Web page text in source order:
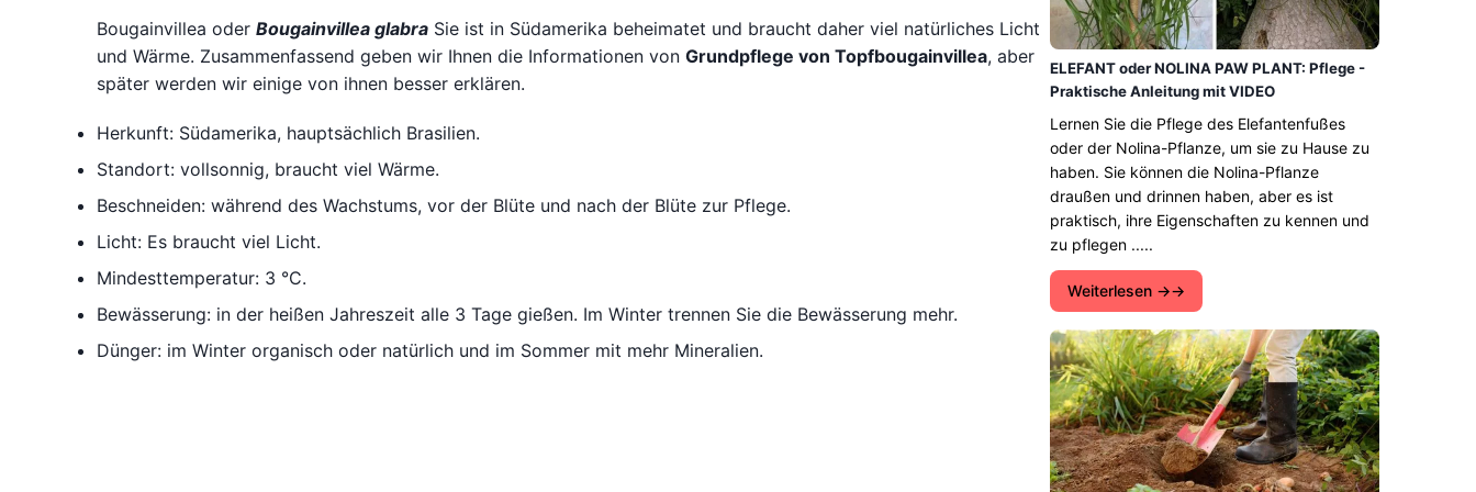
Bougainvillea oder Bougainvillea glabra Sie ist in Südamerika beheimatet und braucht daher viel natürliches Licht
und Wärme. Zusammenfassend geben wir Ihnen die Informationen von Grundpflege von Topfbougainvillea, aber
später werden wir einige von ihnen besser erklären.
Herkunft: Südamerika, hauptsächlich Brasilien.
Standort: vollsonnig, braucht viel Wärme.
Beschneiden: während des Wachstums, vor der Blüte und nach der Blüte zur Pflege.
Licht: Es braucht viel Licht.
Mindesttemperatur: 3 °C.
Bewässerung: in der heißen Jahreszeit alle 3 Tage gießen. Im Winter trennen Sie die Bewässerung mehr.
Dünger: im Winter organisch oder natürlich und im Sommer mit mehr Mineralien.
ELEFANT oder NOLINA PAW PLANT: Pflege -
Praktische Anleitung mit VIDEO
Lernen Sie die Pflege des Elefantenfußes
oder der Nolina-Pflanze, um sie zu Hause zu
haben. Sie können die Nolina-Pflanze
draußen und drinnen haben, aber es ist
praktisch, ihre Eigenschaften zu kennen und
zu pflegen .....
Weiterlesen →